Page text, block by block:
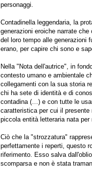
personaggi.
Contadinella leggendaria, la
generazioni eroiche narrate
del loro tempo alle generazioni
erano, per capire chi sono e
Nella "Nota dell'autrice", in
contesto umano e ambientale
collegamenti con la sua storia
chi ha sete di identità e di
contadina (…) e con tutte le
caratteristica per cui il presente
piccola entità letteraria nata per
Ciò che la "strozzatura"
perfettamente i reperti, questo
riferimento. Esso salva
scomparsa e non è stata